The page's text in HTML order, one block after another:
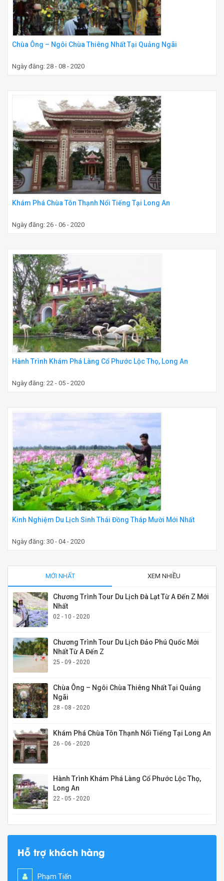
Chùa Ông – Ngôi Chùa Thiêng Nhất Tại Quảng Ngãi
Ngày đăng: 28 - 08 - 2020
Khám Phá Chùa Tôn Thạnh Nổi Tiếng Tại Long An
Ngày đăng: 26 - 06 - 2020
Hành Trình Khám Phá Làng Cổ Phước Lộc Thọ, Long An
Ngày đăng: 22 - 05 - 2020
Kinh Nghiệm Du Lịch Sinh Thái Đồng Tháp Mười Mới Nhất
Ngày đăng: 30 - 04 - 2020
MỚI NHẤT XEM NHIỀU
Chương Trình Tour Du Lịch Đà Lạt Từ A Đến Z Mới
Nhất
02 - 10 - 2020
Chương Trình Tour Du Lịch Đảo Phú Quốc Mới
Nhất Từ A Đến Z
25 - 09 - 2020
Chùa Ông – Ngôi Chùa Thiêng Nhất Tại Quảng
Ngãi
28 - 08 - 2020
Khám Phá Chùa Tôn Thạnh Nổi Tiếng Tại Long An
26 - 06 - 2020
Hành Trình Khám Phá Làng Cổ Phước Lộc Thọ,
Long An
22 - 05 - 2020
Hỗ trợ khách hàng
Phạm Tiến